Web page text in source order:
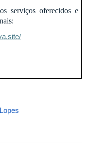
serviços oferecidos e